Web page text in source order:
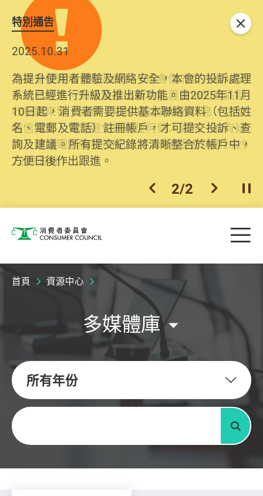
特別通告
2026.06.29
消委會提醒消費者及商戶，本會僅於官方網站發
布消費警示。如接獲以消委會名義發出的產品回
收相關來電、電郵、短訊或社交媒體訊息，切勿
輕信回應，更應避免透露任何個人資料。如有疑
問，請致電防騙易熱線18222或消委會熱線2929
2222查詢。
2025.10.31
為提升使用者體驗及網絡安全，本會的投訴處理
系統已經進行升級及推出新功能。由2025年11月
10日起，消費者需要提供基本聯絡資料（包括姓
名、電郵及電話）註冊帳戶，才可提交投訴、查
詢及建議。所有提交紀錄將清晰整合於帳戶中，
方便日後作出跟進。
上一個
2/2 下一個開
關閉
消費者委員會 目
首頁 資源中心
多媒體庫
所有年份
關鍵字
搜尋